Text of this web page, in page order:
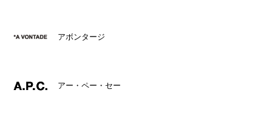
アボンタージ
アー・ペー・セー